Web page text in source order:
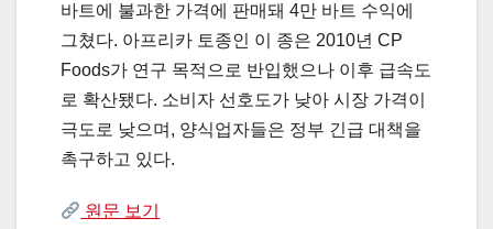
바트에 불과한 가격에 판매돼 4만 바트 수익에
그쳤다. 아프리카 토종인 이 종은 2010년 CP
Foods가 연구 목적으로 반입했으나 이후 급속도
로 확산됐다. 소비자 선호도가 낮아 시장 가격이
극도로 낮으며, 양식업자들은 정부 긴급 대책을
촉구하고 있다.
원문 보기